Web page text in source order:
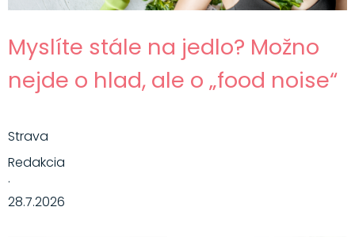
Myslíte stále na jedlo? Možno
nejde o hlad, ale o „food noise“
Strava
Redakcia
·
28.7.2026